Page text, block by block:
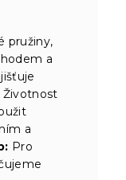
pružiny,
a
Životnost
a
Pro